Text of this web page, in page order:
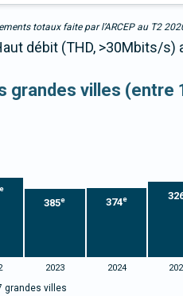
totaux faite par l’ARCEP au T2
débit (THD, >30Mbits/s)
grandes villes (entre
385e 374e
2023 2024
grandes villes